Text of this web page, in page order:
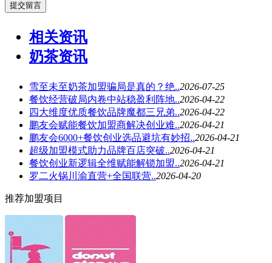
相关资讯
奶茶资讯
雪至未至奶茶加盟骗局是真的？绝..2026-07-25
餐饮经营破局内卷中站稳盈利阵地..2026-04-22
四大维度优质餐饮品牌魔都三兄弟..2026-04-22
鹏友会赋能餐饮加盟商解决创业难..2026-04-21
鹏友会6000+餐饮创业选品避坑有妙招..2026-04-21
超级加盟模式助力品牌百店突破..2026-04-21
餐饮创业新逻辑全维赋能解锁加盟..2026-04-21
罗二火锅川渝直营+全国联营..2026-04-20
推荐加盟项目